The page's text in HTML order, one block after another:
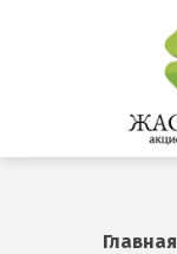
Главная